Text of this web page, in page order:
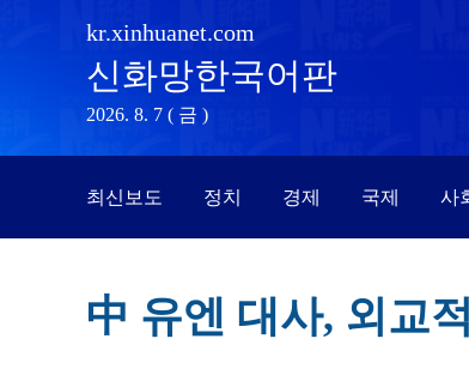
kr.xinhuanet.com
신화망한국어판
2026. 8. 7 ( 금 )
최신보도 정치 경제 국제 사
中 유엔 대사, 외교